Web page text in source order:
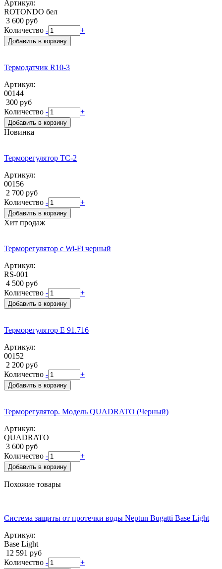
Артикул:
ROTONDO бел
3 600 руб
Количество - +
Добавить в корзину
Термодатчик R10-3
Артикул:
00144
300 руб
Количество - +
Добавить в корзину
Новинка
Терморегулятор ТС-2
Артикул:
00156
2 700 руб
Количество - +
Добавить в корзину
Хит продаж
Терморегулятор с Wi-Fi черный
Артикул:
RS-001
4 500 руб
Количество - +
Добавить в корзину
Терморегулятор E 91.716
Артикул:
00152
2 200 руб
Количество - +
Добавить в корзину
Терморегулятор. Модель QUADRATO (Черный)
Артикул:
QUADRATO
3 600 руб
Количество - +
Добавить в корзину
Похожие товары
Система защиты от протечки воды Neptun Bugatti Base Light
Артикул:
Base Light
12 591 руб
Количество - +